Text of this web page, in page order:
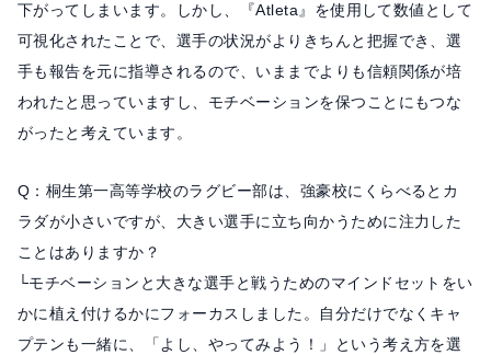
下がってしまいます。しかし、『Atleta』を使用して数値として
可視化されたことで、選手の状況がよりきちんと把握でき、選
手も報告を元に指導されるので、いままでよりも信頼関係が培
われたと思っていますし、モチベーションを保つことにもつな
がったと考えています。
Q：桐生第一高等学校のラグビー部は、強豪校にくらべるとカ
ラダが小さいですが、大きい選手に立ち向かうために注力した
ことはありますか？
└モチベーションと大きな選手と戦うためのマインドセットをい
かに植え付けるかにフォーカスしました。自分だけでなくキャ
プテンも一緒に、「よし、やってみよう！」という考え方を選